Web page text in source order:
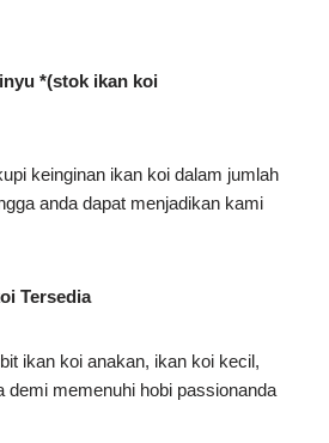
*(stok ikan koi
keinginan ikan koi dalam jumlah
anda dapat menjadikan kami
Tersedia
ikan koi anakan, ikan koi kecil,
demi memenuhi hobi passionanda